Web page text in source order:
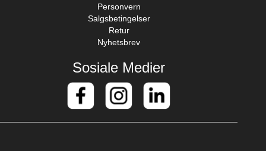
Personvern
Salgsbetingelser
Retur
Nyhetsbrev
Sosiale Medier